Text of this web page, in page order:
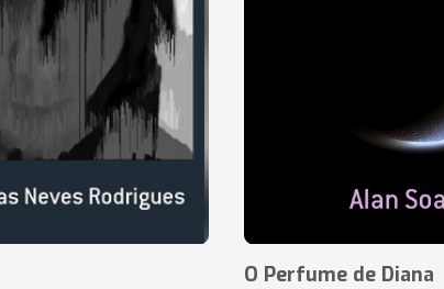
O Perfume de Diana